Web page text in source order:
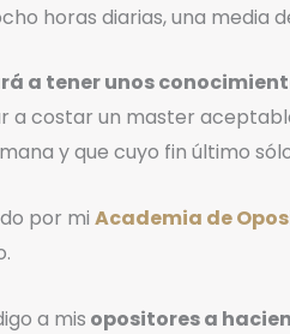
horas diarias, una
a tener unos
a costar un master
y que cuyo fin último
por mi Academia de
a mis opositores a